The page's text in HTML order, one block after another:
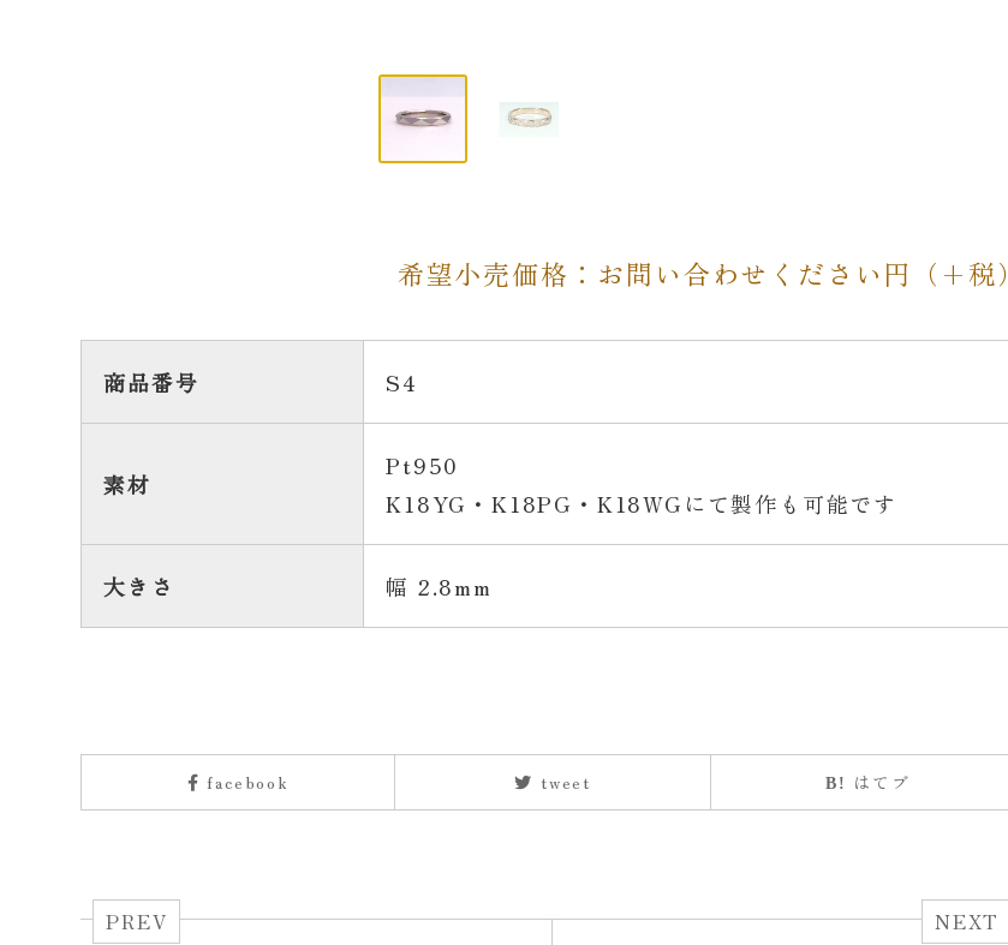
希望小売価格：お問い合わせください円（+税）
商品番号 S4
素材
Pt950
K18YG・K18PG・K18WGにて製作も可能です
大きさ 幅 2.8mm
facebook tweet はてブ
PREV NEXT